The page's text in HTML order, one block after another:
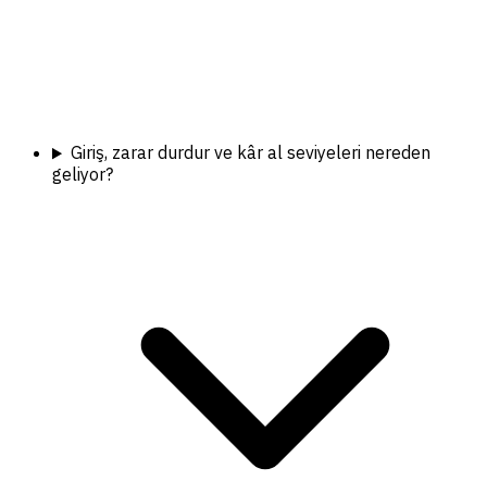
Giriş, zarar durdur ve kâr al seviyeleri nereden
geliyor?